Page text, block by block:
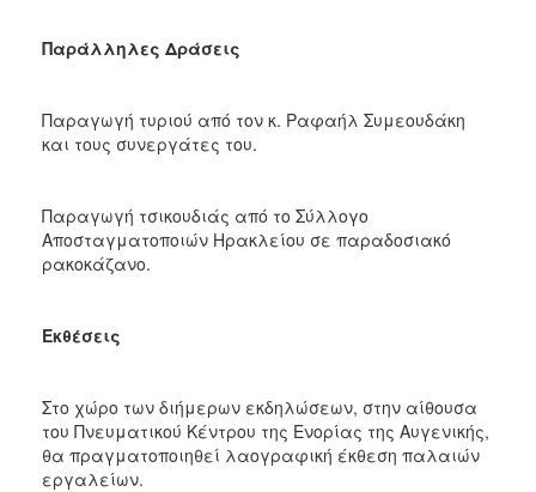
Παράλληλες Δράσεις
Παραγωγή τυριού από τον κ. Ραφαήλ Συμεουδάκη
και τους συνεργάτες του.
Παραγωγή τσικουδιάς από το Σύλλογο
Αποσταγματοποιών Ηρακλείου σε παραδοσιακό
ρακοκάζανο.
Εκθέσεις
Στο χώρο των διήμερων εκδηλώσεων, στην αίθουσα
του Πνευματικού Κέντρου της Ενορίας της Αυγενικής,
θα πραγματοποιηθεί λαογραφική έκθεση παλαιών
εργαλείων.